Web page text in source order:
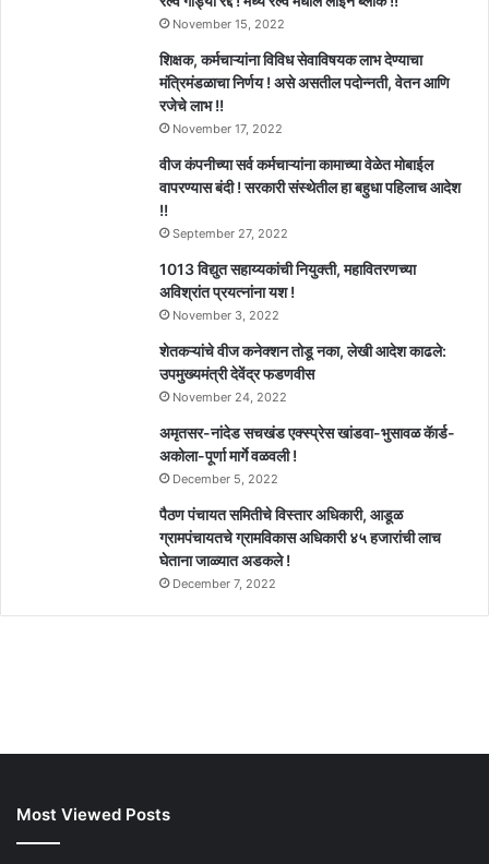
November 15, 2022
शिक्षक, कर्मचाऱ्यांना विविध सेवाविषयक लाभ देण्याचा
मंत्रिमंडळाचा निर्णय ! असे असतील पदोन्नती, वेतन आणि
रजेचे लाभ !!
November 17, 2022
वीज कंपनीच्या सर्व कर्मचाऱ्यांना कामाच्या वेळेत मोबाईल
वापरण्यास बंदी ! सरकारी संस्थेतील हा बहुधा पहिलाच आदेश
!!
September 27, 2022
1013 विद्युत सहाय्यकांची नियुक्ती, महावितरणच्या
अविश्रांत प्रयत्नांना यश !
November 3, 2022
शेतकऱ्यांचे वीज कनेक्शन तोडू नका, लेखी आदेश काढले:
उपमुख्यमंत्री देवेंद्र फडणवीस
November 24, 2022
अमृतसर-नांदेड सचखंड एक्स्प्रेस खांडवा-भुसावळ कॅार्ड-
अकोला-पूर्णा मार्गे वळवली !
December 5, 2022
पैठण पंचायत समितीचे विस्तार अधिकारी, आडूळ
ग्रामपंचायतचे ग्रामविकास अधिकारी ४५ हजारांची लाच
घेताना जाळ्यात अडकले !
December 7, 2022
Most Viewed Posts